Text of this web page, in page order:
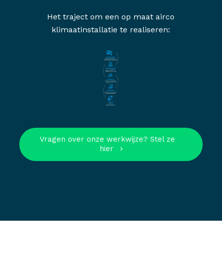
Het traject om een op maat airco
klimaatinstallatie te realiseren:
Vragen over onze werkwijze? Stel ze
hier